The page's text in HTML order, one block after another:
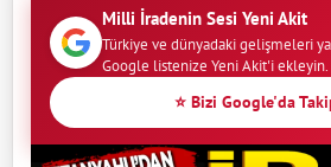
Milli İradenin Sesi Yeni Akit
Türkiye ve dünyadaki gelişmeleri
Google listenize Yeni Akit'i ekleyin.
⭐ Bizi Google'da